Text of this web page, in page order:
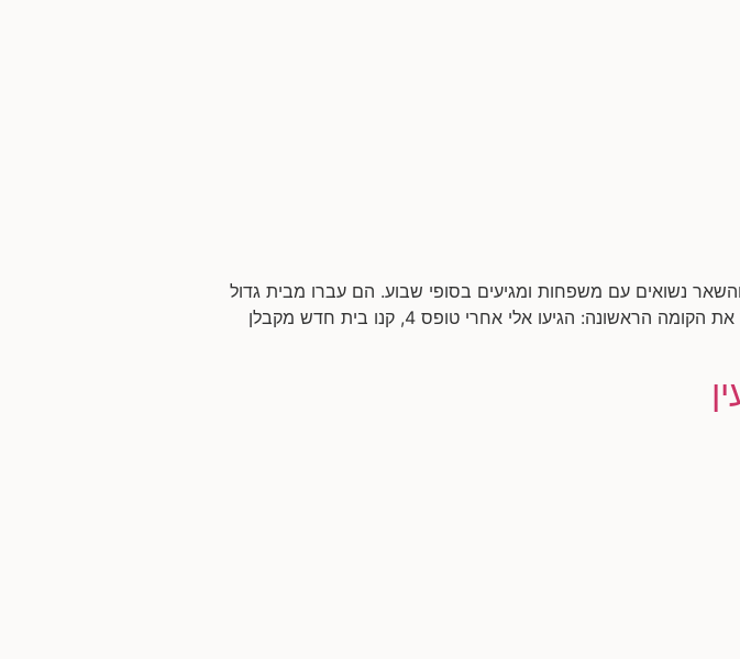
נשואים עם משפחות ומגיעים בסופי שבוע. הם עברו מבית גדול
ביישוב באזור. שטח הדירה: כ-200 מ”ר 2 קומות. מבקשים לשפץ: בעיקר את הקומה הראשונה: הגיעו אלי אחרי טופס 4, קנו בית חדש מקבלן